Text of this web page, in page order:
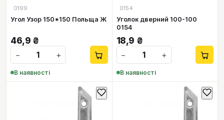
0199
Угол Узор 150*150 Польща Ж
46,9 ₴
−
+
В наявності
0154
Уголок дверний 100-100
0154
18,9 ₴
−
+
В наявності